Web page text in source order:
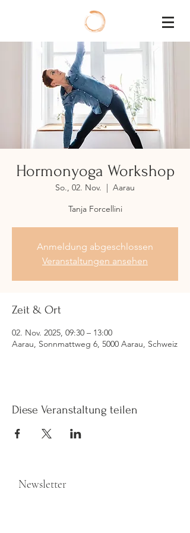
Hormonyoga Workshop
So., 02. Nov.
  |
Aarau
Tanja Forcellini
Anmeldung abgeschlossen
Veranstaltungen ansehen
Zeit & Ort
02. Nov. 2025, 09:30 – 13:00
Aarau, Sonnmattweg 6, 5000 Aarau, Schweiz
Diese Veranstaltung teilen
Newsletter